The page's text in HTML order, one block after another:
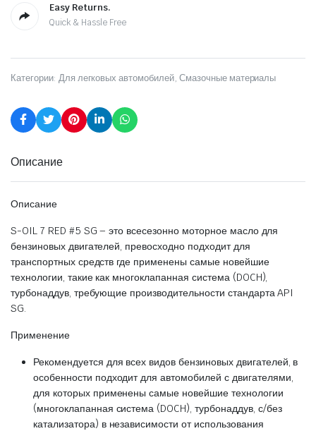
Easy Returns.
Quick & Hassle Free
Категории: Для легковых автомобилей, Смазочные материалы
Описание
Описание
S-OIL 7 RED #5 SG – это всесезонно моторное масло для
бензиновых двигателей, превосходно подходит для
транспортных средств где применены самые новейшие
технологии, такие как многоклапанная система (DOCH),
турбонаддув, требующие производительности стандарта API
SG.
Применение
​Рекомендуется для всех видов бензиновых двигателей, в
особенности подходит для автомобилей с двигателями,
для которых применены самые новейшие технологии
(многоклапанная система (DOCH), турбонаддув, с/без
катализатора) в независимости от использования